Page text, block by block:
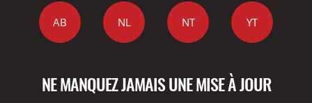
AB NL NT YT
NE MANQUEZ JAMAIS UNE MISE À JOUR